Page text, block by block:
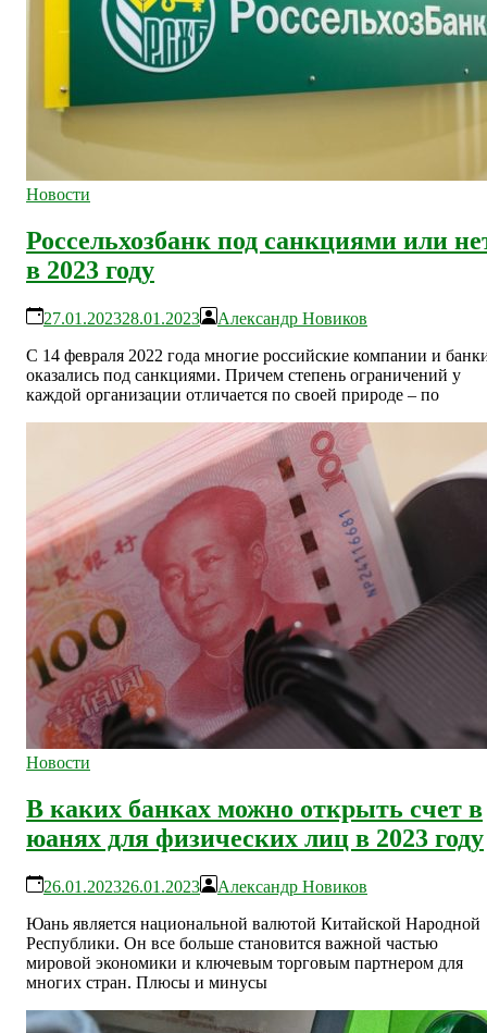
Новости
Россельхозбанк под санкциями или
в 2023 году
27.01.202328.01.2023
Александр Новиков
С 14 февраля 2022 года многие российские компании и
оказались под санкциями. Причем степень ограничений у
каждой организации отличается по своей природе – по
Новости
В каких банках можно открыть счет в
юанях для физических лиц в 2023 году
26.01.202326.01.2023
Александр Новиков
Юань является национальной валютой Китайской Народной
Республики. Он все больше становится важной частью
мировой экономики и ключевым торговым партнером для
многих стран. Плюсы и минусы